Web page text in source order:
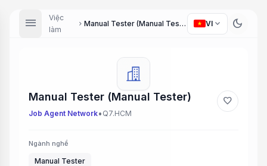
menu
Việc
làm
chevron_right Manual Tester (Manual Tester) VI expand_more dark_mode
Manual Tester (Manual Tester)
Job Agent Network• Q7.HCM
favorite
Ngành nghề
Manual Tester